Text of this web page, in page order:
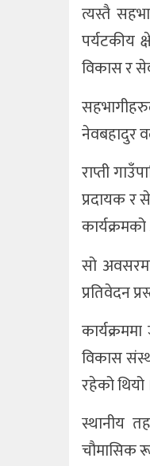
त्यस्तै
पर्यटकीय
विकास र
नेवबहादुर
राप्ती
प्रदायक र
सो
प्रतिवेदन
विकास
रहेको
स्थानीय
चौमासिक